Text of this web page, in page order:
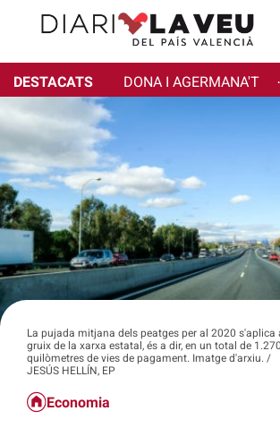
DESTACATS DONA I AGERMANA'T ·
La pujada mitjana dels peatges per al 2020 s'aplica
gruix de la xarxa estatal, és a dir, en un total de 1.270
quilòmetres de vies de pagament. Imatge d'arxiu. /
JESÚS HELLÍN, EP
Economia